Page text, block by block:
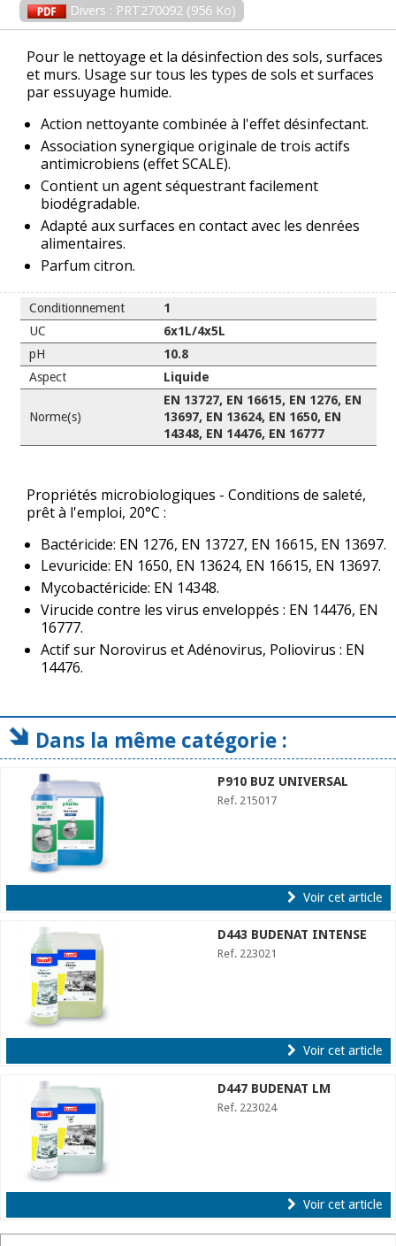
Divers : PRT270092 (956 Ko)
Pour le nettoyage et la désinfection des sols, surfaces
et murs. Usage sur tous les types de sols et surfaces
par essuyage humide.
Action nettoyante combinée à l'effet désinfectant.
Association synergique originale de trois actifs
antimicrobiens (effet SCALE).
Contient un agent séquestrant facilement
biodégradable.
Adapté aux surfaces en contact avec les denrées
alimentaires.
Parfum citron.
Conditionnement
1
UC
6x1L/4x5L
pH
10.8
Aspect
Liquide
Norme(s)
EN 13727, EN 16615, EN 1276, EN
13697, EN 13624, EN 1650, EN
14348, EN 14476, EN 16777
Propriétés microbiologiques - Conditions de saleté,
prêt à l'emploi, 20°C :
Bactéricide: EN 1276, EN 13727, EN 16615, EN 13697.
Levuricide: EN 1650, EN 13624, EN 16615, EN 13697.
Mycobactéricide: EN 14348.
Virucide contre les virus enveloppés : EN 14476, EN
16777.
Actif sur Norovirus et Adénovirus, Poliovirus : EN
14476.
Dans la même catégorie :
P910 BUZ UNIVERSAL
Ref. 215017
Voir cet article
D443 BUDENAT INTENSE
Ref. 223021
Voir cet article
D447 BUDENAT LM
Ref. 223024
Voir cet article